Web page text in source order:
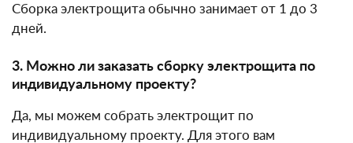
Сборка электрощита обычно занимает от 1 до 3
дней.
3. Можно ли заказать сборку электрощита по
индивидуальному проекту?
Да, мы можем собрать электрощит по
индивидуальному проекту. Для этого вам